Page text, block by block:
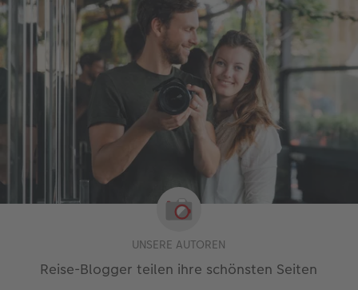
UNSERE AUTOREN
Reise-Blogger teilen ihre schönsten Seiten